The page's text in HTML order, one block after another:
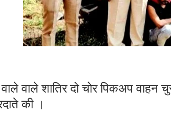
वाले शातिर दो चोर पिकअप वाहन
की ।